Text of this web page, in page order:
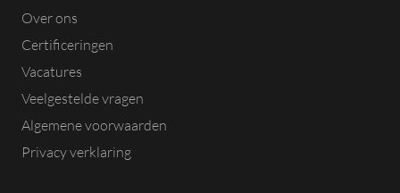
Over ons
Certificeringen
Vacatures
Veelgestelde vragen
Algemene voorwaarden
Privacy verklaring